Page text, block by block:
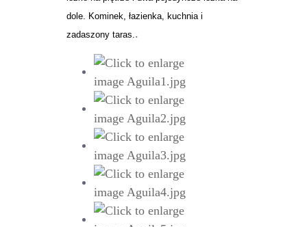
dole. Kominek, łazienka, kuchnia i
zadaszony taras..